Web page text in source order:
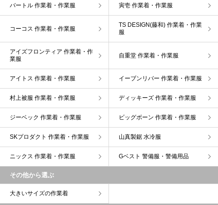
バートル 作業着・作業服 寅壱 作業着・作業服
コーコス 作業着・作業服
TS DESIGN(藤和) 作業着・作業
服
アイズフロンティア 作業着・作
業服
自重堂 作業着・作業服
アイトス 作業着・作業服 イーブンリバー 作業着・作業服
村上被服 作業着・作業服 ディッキーズ 作業着・作業服
ジーベック 作業着・作業服 ビッグボーン 作業着・作業服
SKプロダクト 作業着・作業服 山真製鋸 水冷服
ニックス 作業着・作業服 Gベスト 警備服・警備用品
その他から選ぶ
大きいサイズの作業着